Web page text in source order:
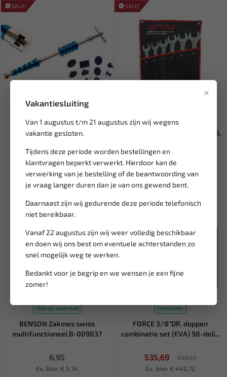
×
Vakantiesluiting
Van 1 augustus t/m 21 augustus zijn wij wegens
vakantie gesloten.
Tijdens deze periode worden bestellingen en
klantvragen beperkt verwerkt. Hierdoor kan de
verwerking van je bestelling of de beantwoording van
je vraag langer duren dan je van ons gewend bent.
Daarnaast zijn wij gedurende deze periode telefonisch
niet bereikbaar.
Vanaf 22 augustus zijn wij weer volledig beschikbaar
en doen wij ons best om eventuele achterstanden zo
snel mogelijk weg te werken.
Bedankt voor je begrip en we wensen je een fijne
zomer!
SALE!
Leverbaar
BGS Uitdeuk slaghamer set
865-6
72,33
85,10
Ex. btw: € 59,78
SALE!
WEBER TOOLS
Steekringsleutel set 33, 34, 36,
92,46
Ex. btw: € 76,42
Niet op voorraad
BENSON Zakmes swiss
multifunctioneel B-009837
6,95
Ex. btw: € 5,74
SALE!
Leverbaar
FORCE 3/8"DR. doppen
combinatie set (EVA) 98-deli...
535,69
630,23
Ex. btw: € 442,72